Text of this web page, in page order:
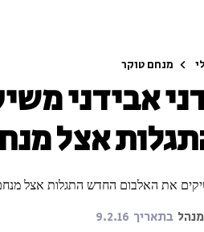
מנחם טוקר
אבידני
אצל
את האלבום החדש התגלות אצל
מנהל בתאריך 9.2.16